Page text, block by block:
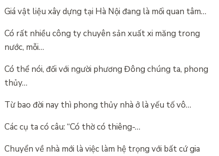
Giá vật liệu xây dựng tại Hà Nội đang là mối quan tâm…
Có rất nhiều công ty chuyên sản xuất xi măng trong
nước, mỗi…
Có thể nói, đối với người phương Đông chúng ta, phong
thủy…
Từ bao đời nay thì phong thủy nhà ở là yếu tố vô…
Các cụ ta có câu: “Có thờ có thiêng-…
Chuyển về nhà mới là việc làm hệ trọng với bất cứ gia